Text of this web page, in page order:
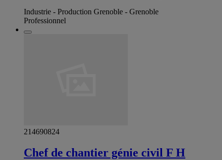
Industrie - Production Grenoble - Grenoble
Professionnel
214690824
Chef de chantier génie civil F H